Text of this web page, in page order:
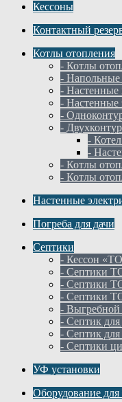
Кессоны
Контактный
Котлы отопления
- Котлы
- Напольные
- Настенные
- Настенные
-
-
-
-
- Котлы
- Котлы
Настенные
Погреба для дачи
Септики
- Кессон
- Септики
- Септики
- Септики
- Выгребной
- Септик для
- Септик для
- Септики
УФ установки
Оборудование для